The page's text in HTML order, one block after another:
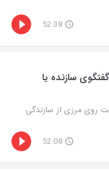
52:38
سازنده یا
روی مرزی از سازندگی
52:08